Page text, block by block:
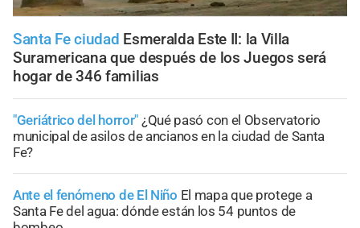
Santa Fe ciudad Esmeralda Este II: la Villa
Suramericana que después de los Juegos será
hogar de 346 familias
"Geriátrico del horror" ¿Qué pasó con el Observatorio
municipal de asilos de ancianos en la ciudad de Santa
Fe?
Ante el fenómeno de El Niño El mapa que protege a
Santa Fe del agua: dónde están los 54 puntos de